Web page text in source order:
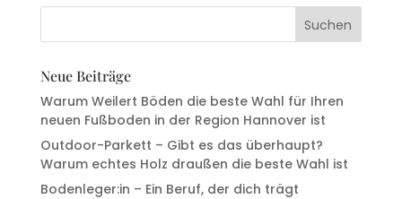
Neue Beiträge
Warum Weilert Böden die beste Wahl für Ihren
neuen Fußboden in der Region Hannover ist
Outdoor-Parkett – Gibt es das überhaupt?
Warum echtes Holz draußen die beste Wahl ist
Bodenleger:in – Ein Beruf, der dich trägt